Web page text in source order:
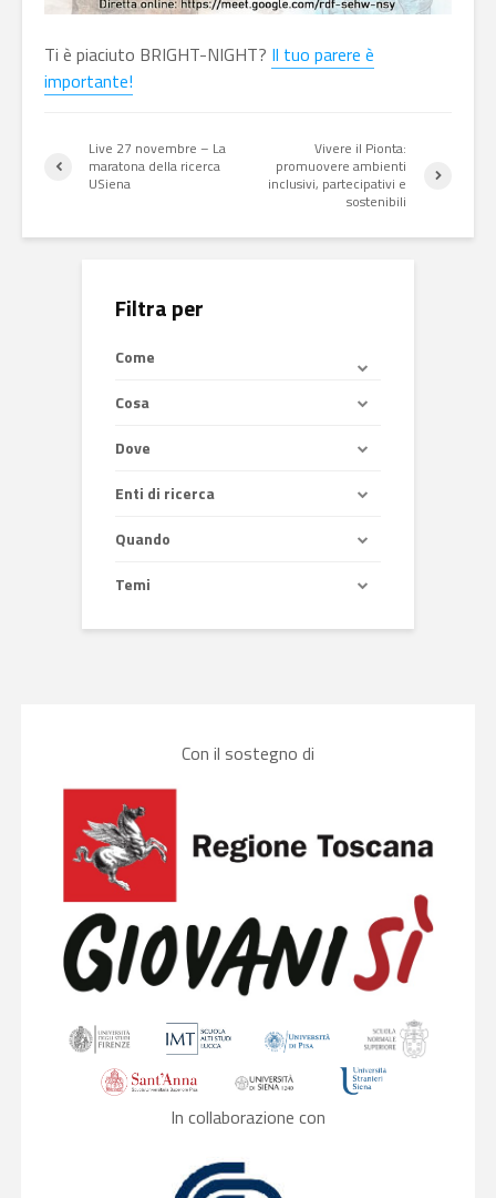
Ti è piaciuto BRIGHT-NIGHT? Il tuo parere è
importante!
Live 27 novembre – La
maratona della ricerca
USiena
Vivere il Pionta:
promuovere ambienti
inclusivi, partecipativi e
sostenibili
Filtra per
Come
Cosa
Dove
Enti di ricerca
Quando
Temi
Con il sostegno di
In collaborazione con